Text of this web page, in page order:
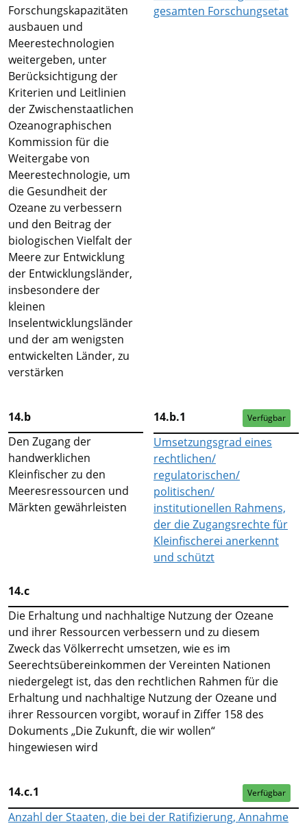
Forschungskapazitäten
ausbauen und
Meerestechnologien
weitergeben, unter
Berücksichtigung der
Kriterien und Leitlinien
der Zwischenstaatlichen
Ozeanographischen
Kommission für die
Weitergabe von
Meerestechnologie, um
die Gesundheit der
Ozeane zu verbessern
und den Beitrag der
biologischen Vielfalt der
Meere zur Entwicklung
der Entwicklungsländer,
insbesondere der
kleinen
Inselentwicklungsländer
und der am wenigsten
entwickelten Länder, zu
verstärken
gesamten Forschungsetat
14.b
Den Zugang der
handwerklichen
Kleinfischer zu den
Meeresressourcen und
Märkten gewährleisten
14.b.1 Verfügbar
Umsetzungsgrad eines
rechtlichen/
regulatorischen/
politischen/
institutionellen Rahmens,
der die Zugangsrechte für
Kleinfischerei anerkennt
und schützt
14.c
Die Erhaltung und nachhaltige Nutzung der Ozeane
und ihrer Ressourcen verbessern und zu diesem
Zweck das Völkerrecht umsetzen, wie es im
Seerechtsübereinkommen der Vereinten Nationen
niedergelegt ist, das den rechtlichen Rahmen für die
Erhaltung und nachhaltige Nutzung der Ozeane und
ihrer Ressourcen vorgibt, worauf in Ziffer 158 des
Dokuments „Die Zukunft, die wir wollen“
hingewiesen wird
14.c.1 Verfügbar
Anzahl der Staaten, die bei der Ratifizierung, Annahme